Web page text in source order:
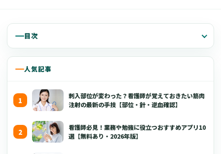
目次
人気記事
刺入部位が変わった？看護師が覚えておきたい筋肉
注射の最新の手技【部位・針・逆血確認】
看護師必見！業務や勉強に役立つおすすめアプリ10
選【無料あり・2026年版】